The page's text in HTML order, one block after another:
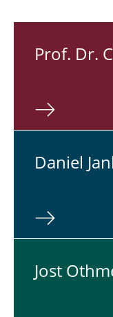
Prof. Dr.
Daniel
Jost